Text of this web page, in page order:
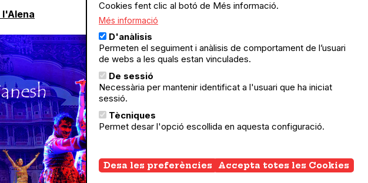
l'Alena
Cookies fent clic al botó de Més informació.
Més informació
D'anàlisis
Permeten el seguiment i anàlisis de comportament de l’usuari
de webs a les quals estan vinculades.
De sessió
Necessària per mantenir identificat a l'usuari que ha iniciat
sessió.
Tècniques
Permet desar l'opció escollida en aquesta configuració.
Desa les preferències Accepta totes les Cookies